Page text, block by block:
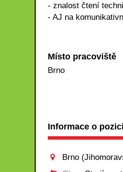
- znalost čtení
- AJ na
Místo pracoviště
Brno
Informace o pozici
Brno